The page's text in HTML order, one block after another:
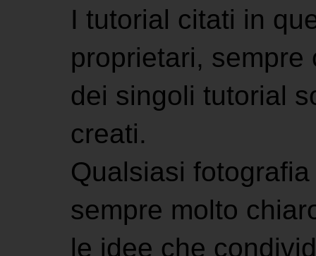
I tutorial citati in
proprietari,
dei singoli tutorial
creati.
Qualsiasi
sempre molto
le idee che